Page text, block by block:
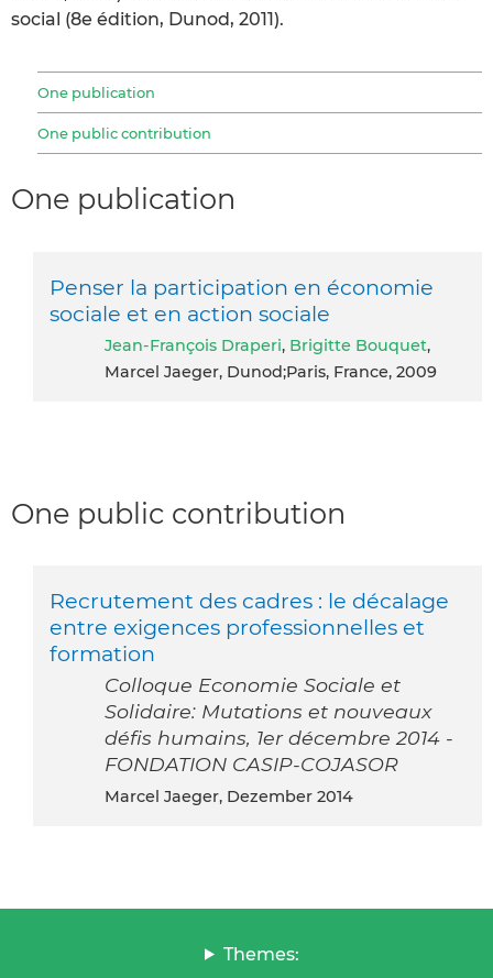
social (8e édition, Dunod, 2011).
One publication
One public contribution
One publication
Penser la participation en économie
sociale et en action sociale
Jean-François Draperi, Brigitte Bouquet,
Marcel Jaeger, Dunod;Paris, France, 2009
One public contribution
Recrutement des cadres : le décalage
entre exigences professionnelles et
formation
Colloque Economie Sociale et
Solidaire: Mutations et nouveaux
défis humains, 1er décembre 2014 -
FONDATION CASIP-COJASOR
Marcel Jaeger, Dezember 2014
Themes: